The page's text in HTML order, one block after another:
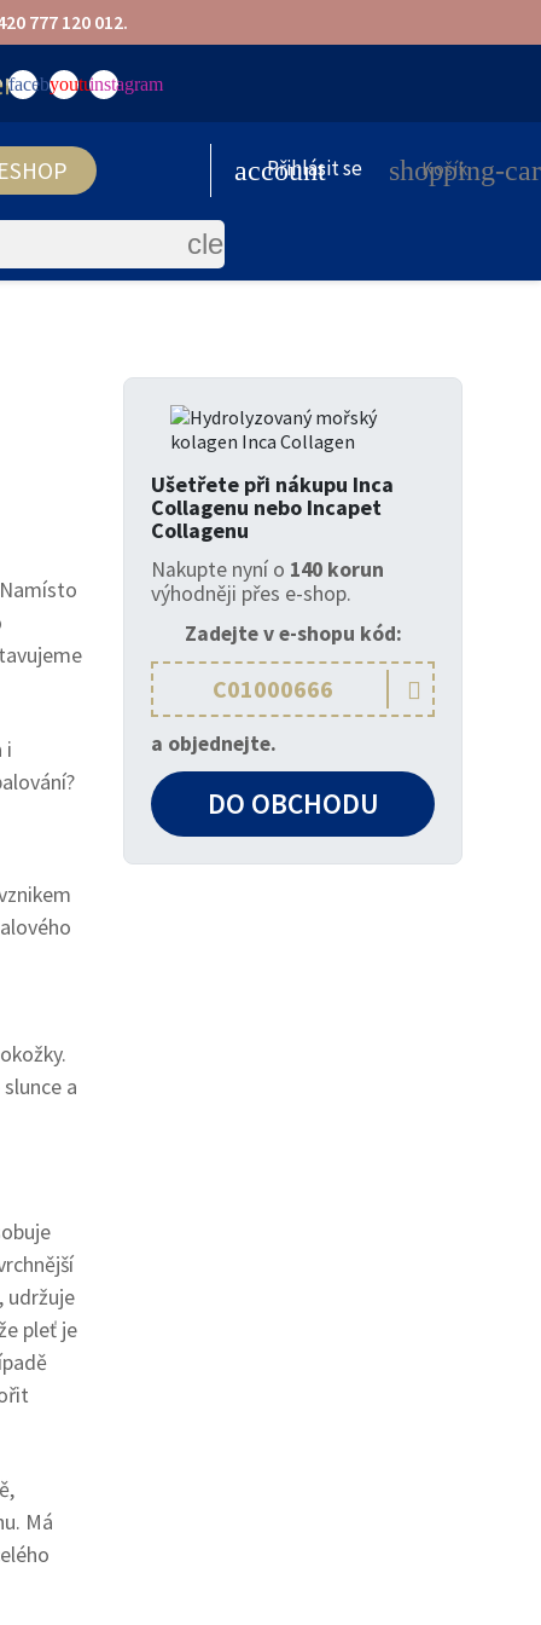
777 120 012.
facebookyoutubeinstagram
ESHOP account
Přihlásit se shopping-
Košík
clear
i
a
udržuje
pleť je
Má
Ušetřete při nákupu Inca
Collagenu nebo Incapet
Collagenu
Nakupte nyní o 140 korun
výhodněji přes e-shop.
Zadejte v e-shopu kód:

a objednejte.
DO OBCHODU